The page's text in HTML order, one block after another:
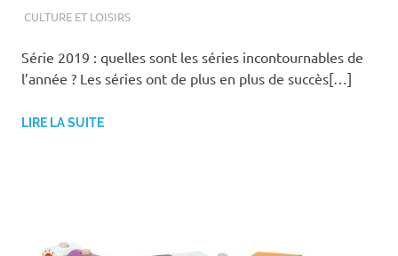
AOÛT 26, 2019
ASSOEDH
CULTURE ET LOISIRS
Série 2019 : quelles sont les séries incontournables de
l’année ? Les séries ont de plus en plus de succès[…]
LIRE LA SUITE